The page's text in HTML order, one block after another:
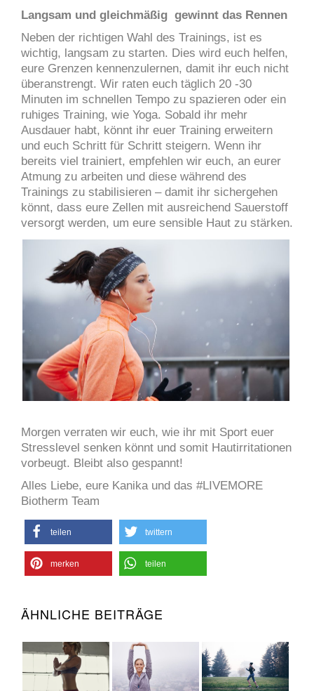
Langsam und gleichmäßig gewinnt das Rennen
Neben der richtigen Wahl des Trainings, ist es
wichtig, langsam zu starten. Dies wird euch helfen,
eure Grenzen kennenzulernen, damit ihr euch nicht
überanstrengt. Wir raten euch täglich 20 -30
Minuten im schnellen Tempo zu spazieren oder ein
ruhiges Training, wie Yoga. Sobald ihr mehr
Ausdauer habt, könnt ihr euer Training erweitern
und euch Schritt für Schritt steigern. Wenn ihr
bereits viel trainiert, empfehlen wir euch, an eurer
Atmung zu arbeiten und diese während des
Trainings zu stabilisieren – damit ihr sichergehen
könnt, dass eure Zellen mit ausreichend Sauerstoff
versorgt werden, um eure sensible Haut zu stärken.
Morgen verraten wir euch, wie ihr mit Sport euer
Stresslevel senken könnt und somit Hautirritationen
vorbeugt. Bleibt also gespannt!
Alles Liebe, eure Kanika und das #LIVEMORE
Biotherm Team
teilen twittern
merken teilen
ÄHNLICHE BEITRÄGE